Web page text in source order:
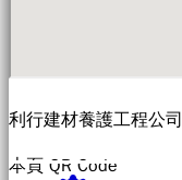
利行建材養護工程公司
本頁 QR Code